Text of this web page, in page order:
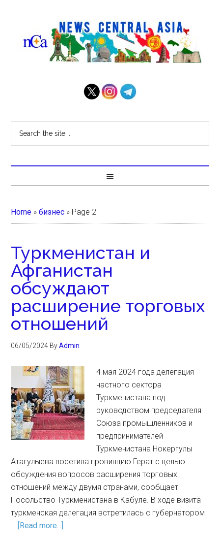
Home »бизнес » Page 2
Туркменистан и
Афганистан
обсуждают
расширение торговых
отношений
06/05/2024 ByAdmin
4 мая 2024 года делегация
частного сектора
Туркменистана под
руководством председателя
Союза промышленников и
предпринимателей
Туркменистана Нокергулы
Атагулыева посетила провинцию Герат с целью
обсуждения вопросов расширения торговых
отношений между двумя странами, сообщает
Посольство Туркменистана в Кабуле. В ходе визита
туркменская делегация встретилась с губернатором
… [Read more...]